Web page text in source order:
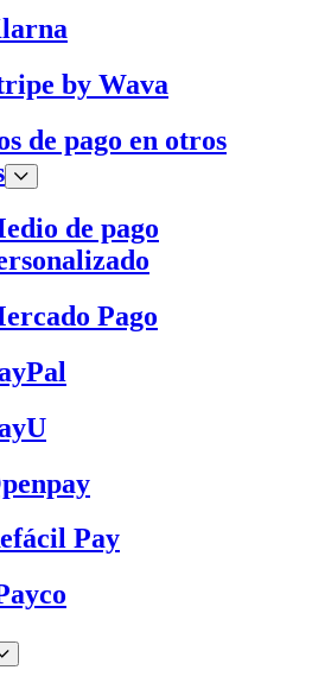
by Wava
de pago en otros
de pago
Pago
Pay